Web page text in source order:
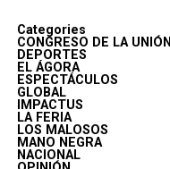
Categories
CONGRESO DE LA UNIÓN
DEPORTES
EL ÁGORA
ESPECTÁCULOS
GLOBAL
IMPACTUS
LA FERIA
LOS MALOSOS
MANO NEGRA
NACIONAL